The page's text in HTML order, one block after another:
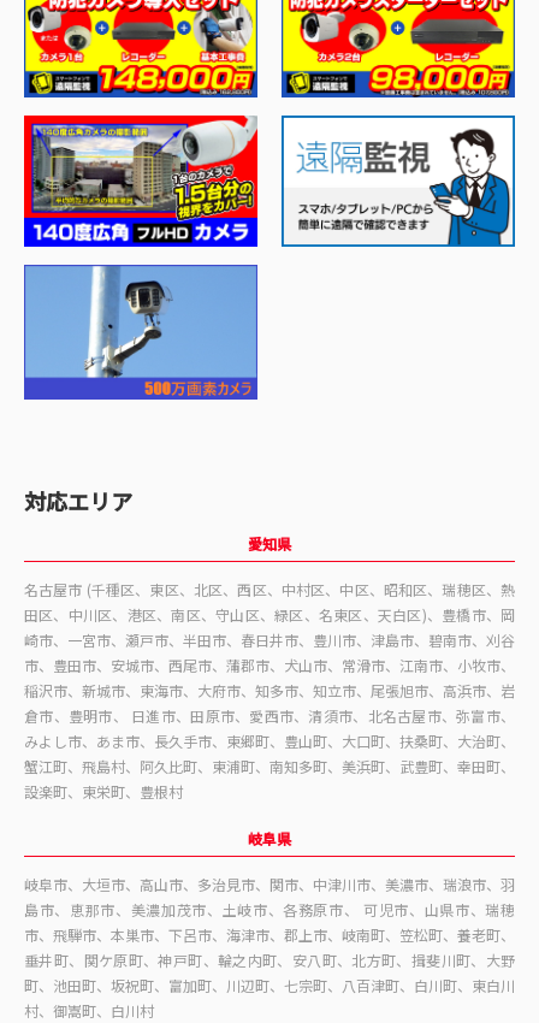
対応エリア
愛知県
名古屋市 (千種区、東区、北区、西区、中村区、中区、昭和区、瑞穂区、熱
田区、中川区、港区、南区、守山区、緑区、名東区、天白区)、豊橋市、岡
崎市、一宮市、瀬戸市、半田市、春日井市、豊川市、津島市、碧南市、刈谷
市、豊田市、安城市、西尾市、蒲郡市、犬山市、常滑市、江南市、小牧市、
稲沢市、新城市、東海市、大府市、知多市、知立市、尾張旭市、高浜市、岩
倉市、豊明市、 日進市、田原市、愛西市、清須市、北名古屋市、弥富市、
みよし市、あま市、長久手市、東郷町、豊山町、大口町、扶桑町、大治町、
蟹江町、飛島村、阿久比町、東浦町、南知多町、美浜町、武豊町、幸田町、
設楽町、東栄町、豊根村
岐阜県
岐阜市、大垣市、高山市、多治見市、関市、中津川市、美濃市、瑞浪市、羽
島市、恵那市、美濃加茂市、土岐市、各務原市、 可児市、山県市、瑞穂
市、飛騨市、本巣市、下呂市、海津市、郡上市、岐南町、笠松町、養老町、
垂井町、関ケ原町、神戸町、輪之内町、安八町、北方町、揖斐川町、大野
町、池田町、坂祝町、富加町、川辺町、七宗町、八百津町、白川町、東白川
村、御嵩町、白川村